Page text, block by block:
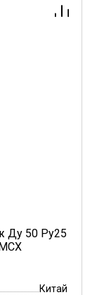
Ду 50 Ру25
Китай